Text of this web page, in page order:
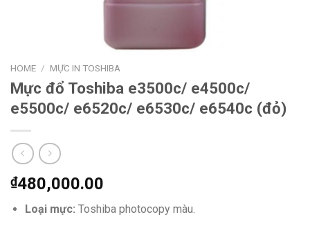
HOME / MỰC IN TOSHIBA
Mực đổ Toshiba e3500c/ e4500c/
e5500c/ e6520c/ e6530c/ e6540c (đỏ)
₫480,000.00
Loại mực: Toshiba photocopy màu.